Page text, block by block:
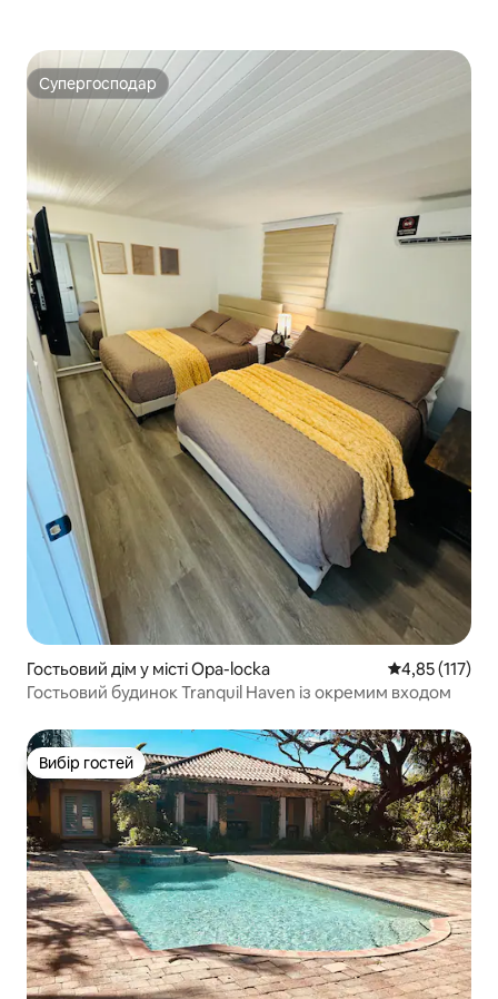
Супергосподар
Супергосподар
Гостьовий дім у місті Opa-locka Середня
4,85 (117)
Гостьовий будинок Tranquil Haven із окремим входом
Вибір гостей
Вибір гостей